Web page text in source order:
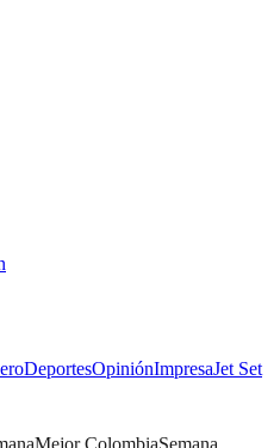
DeportesOpiniónImpresaJet Set
Mejor ColombiaSemana